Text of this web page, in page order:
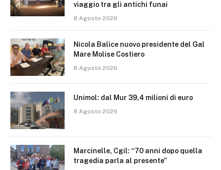
viaggio tra gli antichi funai
8 Agosto 2026
Nicola Balice nuovo presidente del Gal
Mare Molise Costiero
8 Agosto 2026
Unimol: dal Mur 39,4 milioni di euro
8 Agosto 2026
Marcinelle, Cgil: “70 anni dopo quella
tragedia parla al presente”